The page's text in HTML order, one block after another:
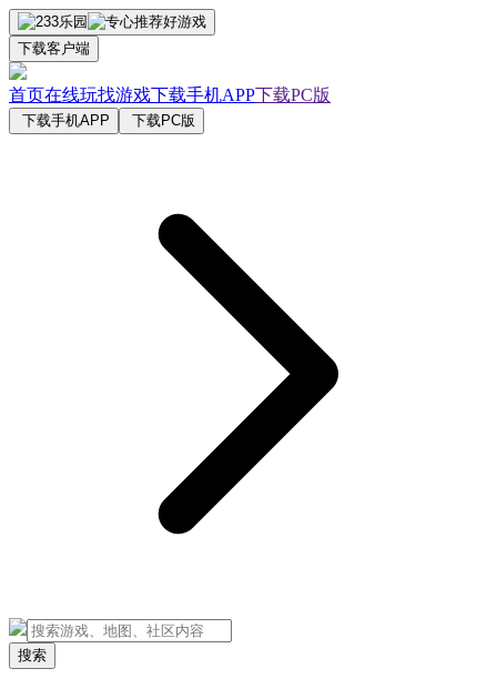
下载客户端
首页在线玩找游戏下载手机APP下载PC版
下载手机APP 下载PC版
搜索